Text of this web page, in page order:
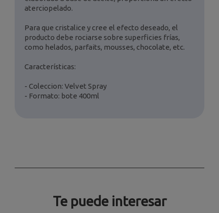
aterciopelado.
Para que cristalice y cree el efecto deseado, el
producto debe rociarse sobre superficies frías,
como helados, parfaits, mousses, chocolate, etc.
Características:
- Coleccion: Velvet Spray
- Formato: bote 400ml
Te puede interesar